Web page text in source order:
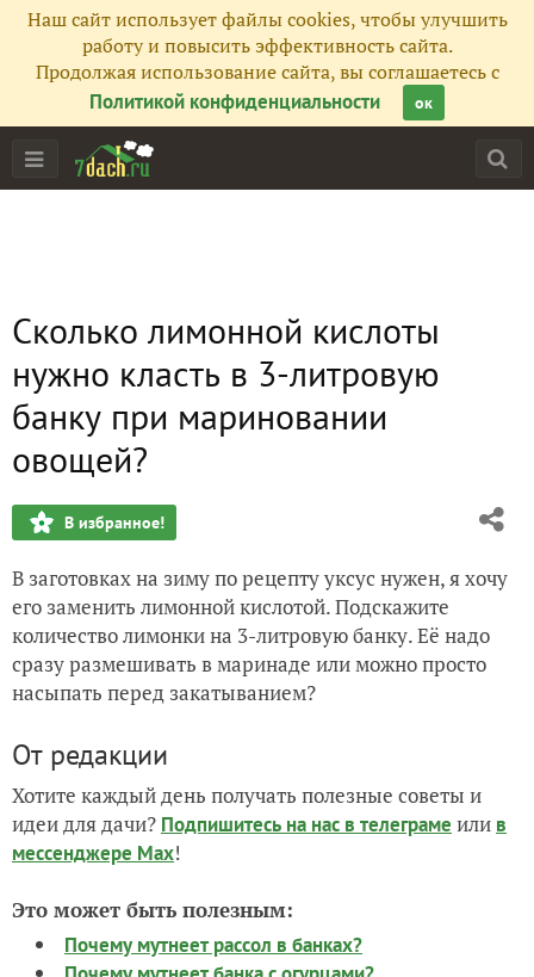
Наш сайт использует файлы cookies, чтобы улучшить
работу и повысить эффективность сайта.
Продолжая использование сайта, вы соглашаетесь с
Политикой конфиденциальности
ок
Сколько лимонной кислоты
нужно класть в 3-литровую
банку при мариновании
овощей?
В избранное!
В заготовках на зиму по рецепту уксус нужен, я хочу
его заменить лимонной кислотой. Подскажите
количество лимонки на 3-литровую банку. Её надо
сразу размешивать в маринаде или можно просто
насыпать перед закатыванием?
От редакции
Хотите каждый день получать полезные советы и
идеи для дачи? Подпишитесь на нас в телеграме или в
мессенджере Max!
Это может быть полезным:
Почему мутнеет рассол в банках?